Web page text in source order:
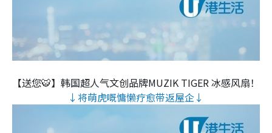
【送您🐯】韩国超人气文创品牌MUZIK TIGER 冰感风扇！
↓将萌虎嘅慵懒疗愈带返屋企↓